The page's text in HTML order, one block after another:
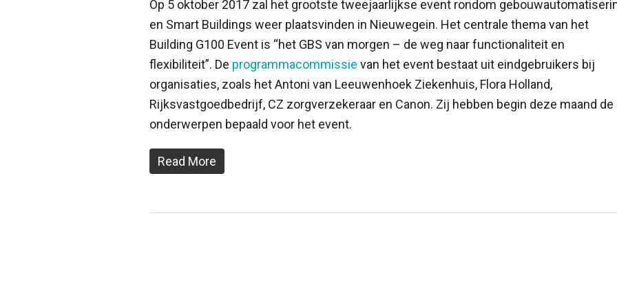
Op 5 oktober 2017 zal het grootste tweejaarlijkse event rondom
en Smart Buildings weer plaatsvinden in Nieuwegein. Het centrale thema van het
Building G100 Event is “het GBS van morgen – de weg naar functionaliteit en
flexibiliteit”. De programmacommissie van het event bestaat uit eindgebruikers bij
organisaties, zoals het Antoni van Leeuwenhoek Ziekenhuis, Flora Holland,
Rijksvastgoedbedrijf, CZ zorgverzekeraar en Canon. Zij hebben begin deze maand de
onderwerpen bepaald voor het event.
Read More